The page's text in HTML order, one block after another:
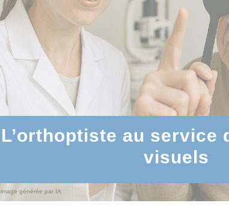
L’orthoptiste au service
visuels
image générée par IA